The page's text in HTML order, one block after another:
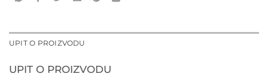
UPIT O PROIZVODU
UPIT O PROIZVODU